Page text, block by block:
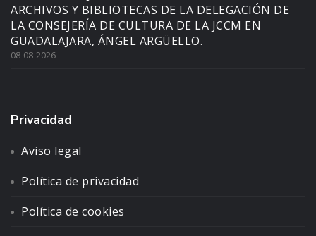
ARCHIVOS Y BIBLIOTECAS DE LA DELEGACIÓN DE
LA CONSEJERÍA DE CULTURA DE LA JCCM EN
GUADALAJARA, ÁNGEL ARGÜELLO.
08-08-2026
Privacidad
Aviso legal
Política de privacidad
Política de cookies